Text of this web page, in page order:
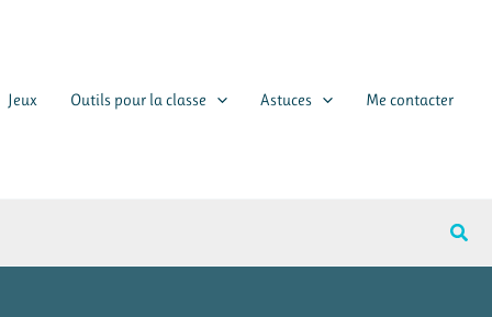
Jeux Outils pour la classe Astuces Me contacter